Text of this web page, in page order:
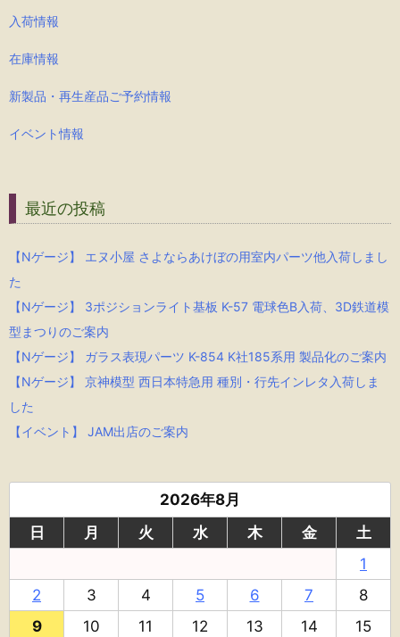
入荷情報
在庫情報
新製品・再生産品ご予約情報
イベント情報
最近の投稿
【Nゲージ】 エヌ小屋 さよならあけぼの用室内パーツ他入荷しまし
た
【Nゲージ】 3ポジションライト基板 K-57 電球色B入荷、3D鉄道模
型まつりのご案内
【Nゲージ】 ガラス表現パーツ K-854 K社185系用 製品化のご案内
【Nゲージ】 京神模型 西日本特急用 種別・行先インレタ入荷しま
した
【イベント】 JAM出店のご案内
2026年8月
日
月 火 水 木 金
土
1
2
3 4 5 6 7
8
9
10 11 12 13 14
15